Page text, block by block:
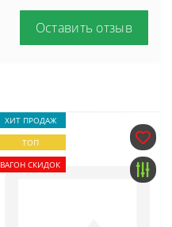
Оставить отзыв
ХИТ ПРОДАЖ
ТОП
ВАГОН СКИДОК